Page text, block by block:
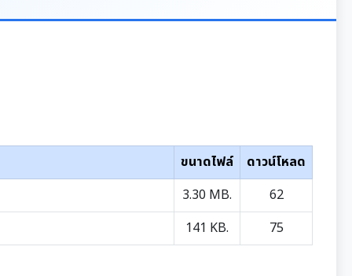
ขนาดไฟล์
ดาวน์โหลด
3.30 MB.
62
141 KB. 75